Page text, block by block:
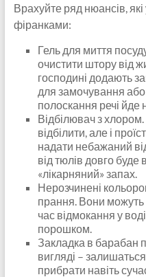
Врахуйте ряд нюансів,
фіранками:
Гель для миття
очистити штору від
господині додають
для замочування або
полоскання речі йде
Відбілювач з хлором.
відбілити, але і
надати небажаний
від тюлів довго
«лікарняний» запах.
Нерозчинені
прання. Вони можуть
час відмокання у
порошком.
Закладка в барабан
вигляді –
прибрати навіть